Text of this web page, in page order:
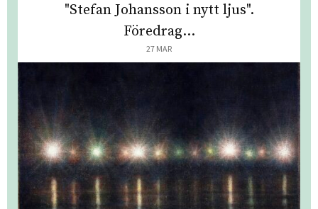
"Stefan Johansson i nytt ljus".
Föredrag...
27 MAR